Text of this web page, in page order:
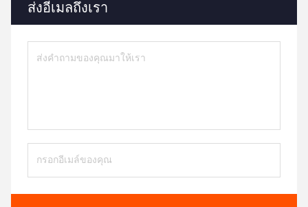
ส่งอีเมลถึงเรา